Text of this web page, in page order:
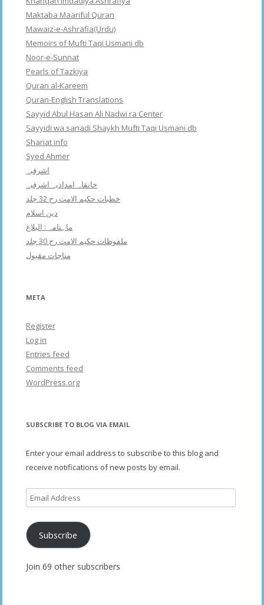
Maktaba Maariful Quran
Mawaiz-e-Ashrafia(Urdu)
Memoirs of Mufti Taqi Usmani db
Noor-e-Sunnat
Pearls of Tazkiya
Quran al-Kareem
Quran-English Translations
Sayyid Abul Hasan Ali Nadwi ra Center
Sayyidi wa sanadi Shaykh Mufti Taqi Usmani db
Shariat info
Syed Ahmer
اشرفبہ
خانقاہ امدادیہ اشرفیہ
خطبات حکیم الامت رح 32 جلد
دین اسلام
ماہنامہ : البلاغ
ملفوظات حکیم الامت رح 30 جلد
مناجات مقبول
META
Register
Log in
Entries feed
Comments feed
WordPress.org
SUBSCRIBE TO BLOG VIA EMAIL
Enter your email address to subscribe to this blog and
receive notifications of new posts by email.
Email
Address
Subscribe
Join 69 other subscribers